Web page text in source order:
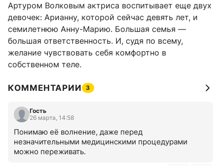
Артуром Волковым актриса воспитывает еще двух
девочек: Арианну, которой сейчас девять лет, и
семилетнюю Анну-Марию. Большая семья —
большая ответственность. И, судя по всему,
желание чувствовать себя комфортно в
собственном теле.
КОММЕНТАРИИ 3
Гость
26 марта, 14:58
Понимаю её волнение, даже перед
незначительными медицинскими процедурами
можно переживать.